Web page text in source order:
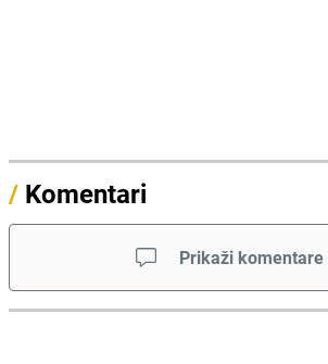
/ Komentari
Prikaži komentare